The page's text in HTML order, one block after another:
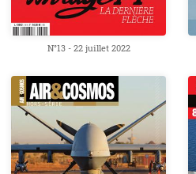
N°13 - 22 juillet 2022